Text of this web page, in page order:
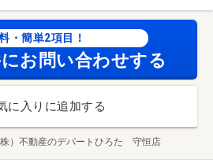
・簡単2項目！
お問い合わせする
に入りに追加する
株）不動産のデパートひろた 守恒店